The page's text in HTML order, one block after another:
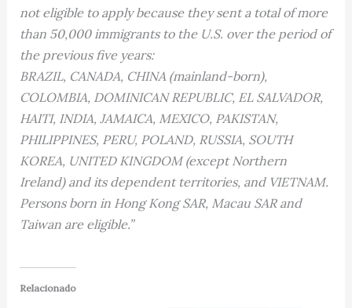
not eligible to apply because they sent a total of more
than 50,000 immigrants to the U.S. over the period of
the previous five years:
BRAZIL, CANADA, CHINA (mainland-born),
COLOMBIA, DOMINICAN REPUBLIC, EL SALVADOR,
HAITI, INDIA, JAMAICA, MEXICO, PAKISTAN,
PHILIPPINES, PERU, POLAND, RUSSIA, SOUTH
KOREA, UNITED KINGDOM (except Northern
Ireland) and its dependent territories, and VIETNAM.
Persons born in Hong Kong SAR, Macau SAR and
Taiwan are eligible.”
Relacionado